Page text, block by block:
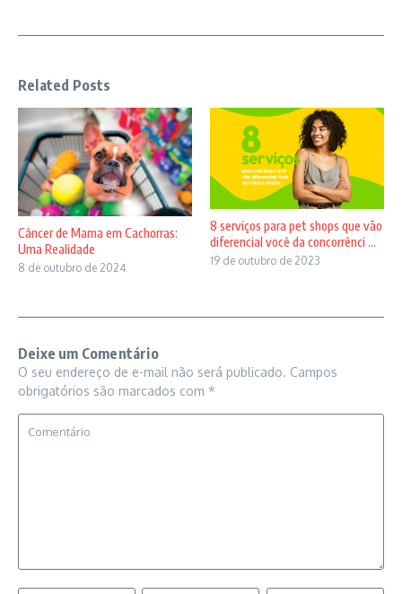
Related Posts
Câncer de Mama em Cachorras:
Uma Realidade
8 de outubro de 2024
8 serviços para pet shops que vão
diferencial você da concorrênci ...
19 de outubro de 2023
Deixe um Comentário
O seu endereço de e-mail não será publicado. Campos
obrigatórios são marcados com *